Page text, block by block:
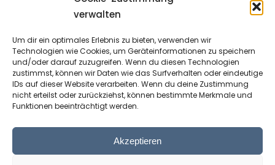
verwalten
Um dir ein optimales Erlebnis zu bieten, verwenden wir
Technologien wie Cookies, um Geräteinformationen zu speichern
und/oder darauf zuzugreifen. Wenn du diesen Technologien
zustimmst, können wir Daten wie das Surfverhalten oder eindeutige
IDs auf dieser Website verarbeiten. Wenn du deine Zustimmung
nicht erteilst oder zurückziehst, können bestimmte Merkmale und
Funktionen beeinträchtigt werden.
Akzeptieren
VEREIN DIE PRAXISMACHER
ZVR Nummer:191908529
Kontaktperson:Wolfram Allinger-Csollich
Mentlgasse 1, 6020 Innsbruck
Email:info@diepraxismacher.at
+43 512 209096